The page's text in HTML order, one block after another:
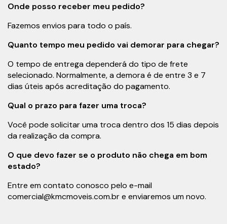
Onde posso receber meu pedido?
Fazemos envios para todo o país.
Quanto tempo meu pedido vai demorar para chegar?
O tempo de entrega dependerá do tipo de frete
selecionado. Normalmente, a demora é de entre 3 e 7
dias úteis após acreditação do pagamento.
Qual o prazo para fazer uma troca?
Você pode solicitar uma troca dentro dos 15 dias depois
da realização da compra.
O que devo fazer se o produto não chega em bom
estado?
Entre em contato conosco pelo e-mail
comercial@kmcmoveis.com.bre enviaremos um novo.